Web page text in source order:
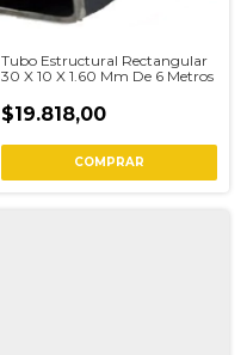
Tubo Estructural Rectangular
30 X 10 X 1.60 Mm De 6 Metros
$19.818,00
COMPRAR